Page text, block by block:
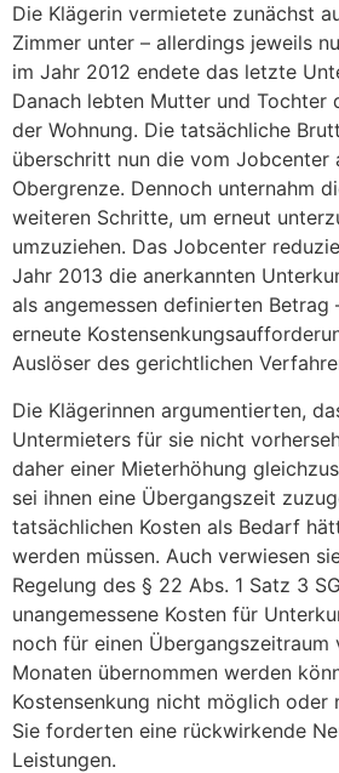
Die Klägerin vermietete zunächst
Zimmer unter – allerdings jeweils
im Jahr 2012 endete das letzte
Danach lebten Mutter und Tochter
der Wohnung. Die tatsächliche
überschritt nun die vom Jobcenter
Obergrenze. Dennoch unternahm
weiteren Schritte, um erneut
umzuziehen. Das Jobcenter
Jahr 2013 die anerkannten
als angemessen definierten Betrag
erneute
Auslöser des gerichtlichen
Die Klägerinnen argumentierten,
Untermieters für sie nicht
daher einer Mieterhöhung
sei ihnen eine Übergangszeit
tatsächlichen Kosten als Bedarf
werden müssen. Auch verwiesen
Regelung des § 22 Abs. 1 Satz 3
unangemessene Kosten für
noch für einen Übergangszeitraum
Monaten übernommen werden
Kostensenkung nicht möglich oder
Sie forderten eine rückwirkende
Leistungen.